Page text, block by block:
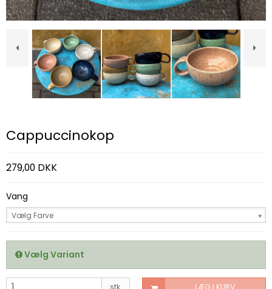
Cappuccinokop
279,00 DKK
Vang
Vælg Farve
Vælg Variant
stk. LÆG I KURV